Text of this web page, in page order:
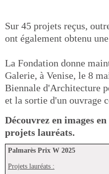
Sur 45 projets reçus,
ont également obtenu
La Fondation donne
Galerie, à Venise, le 8
Biennale d'Architecture
et la sortie d'un ouvrage
Découvrez en images
projets lauréats.
Palmarès Prix W 2025
Projets lauréats :